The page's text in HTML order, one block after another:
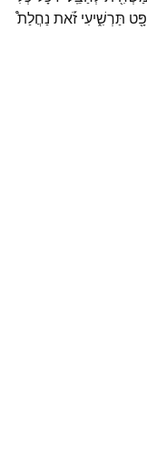
תַּרְשִׁ֑יעִי זֹ֡את נַחֲלַת֩